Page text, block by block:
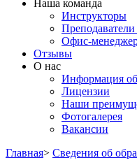
Наша команда
Инструкторы
Офис-
Отзывы
О нас
Информация
Лицензии
Наши
Фотогалерея
Вакансии
Главная> Сведения об